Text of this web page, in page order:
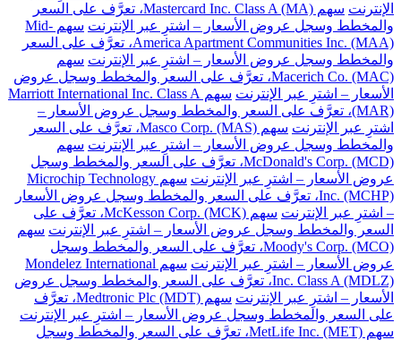
الإنترنت
سهم Mastercard Inc. Class A (MA)، تعرَّف على السعر
والمخطط وسجل عروض الأسعار – اشترِ عبر الإنترنت
سهم Mid-
America Apartment Communities Inc. (MAA)، تعرَّف على السعر
والمخطط وسجل عروض الأسعار – اشترِ عبر الإنترنت سهم
Macerich Co. (MAC)، تعرَّف على السعر والمخطط وسجل عروض
الأسعار – اشترِ عبر الإنترنت
سهم Marriott International Inc. Class A
(MAR)، تعرَّف على السعر والمخطط وسجل عروض الأسعار –
اشترِ عبر الإنترنت
سهم Masco Corp. (MAS)، تعرَّف على السعر
والمخطط وسجل عروض الأسعار – اشترِ عبر الإنترنت سهم
McDonald's Corp. (MCD)، تعرَّف على السعر والمخطط وسجل
عروض الأسعار – اشترِ عبر الإنترنت
سهم Microchip Technology
Inc. (MCHP)، تعرَّف على السعر والمخطط وسجل عروض الأسعار
– اشترِ عبر الإنترنت
سهم McKesson Corp. (MCK)، تعرَّف على
السعر والمخطط وسجل عروض الأسعار – اشترِ عبر الإنترنت سهم
Moody's Corp. (MCO)، تعرَّف على السعر والمخطط وسجل
عروض الأسعار – اشترِ عبر الإنترنت
سهم Mondelez International
Inc. Class A (MDLZ)، تعرَّف على السعر والمخطط وسجل عروض
الأسعار – اشترِ عبر الإنترنت
سهم Medtronic Plc (MDT)، تعرَّف
على السعر والمخطط وسجل عروض الأسعار – اشترِ عبر الإنترنت
سهم MetLife Inc. (MET)، تعرَّف على السعر والمخطط وسجل